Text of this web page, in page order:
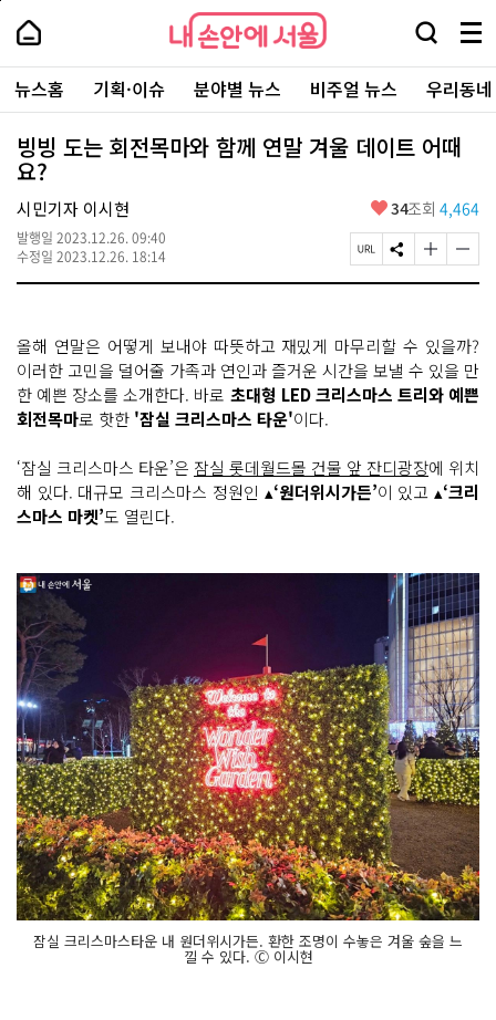
본
로
가
내
손
안
에
서
울
-
서
울
시
대
표
소
통
포
내
손
에
울
검
창
열
기
메
뉴
전
체
보
주
요
서
뉴스홈 기획·이슈 분야별 뉴스 비주얼 뉴스 우리동
빙빙 도는 회전목마와 함께 연말 겨울 데이트 어때
요?
시민기자 이시현
발행일 2023.12.26. 09:40
수정일 2023.12.26. 18:14
좋
요
34조회 4,464
페
이
L
복
사
S
N
유
하
기
글
자
게
변
경
하
글
자
작
게
변
경
하
올해 연말은 어떻게 보내야 따뜻하고 재밌게 마무리할 수 있을까?
이러한 고민을 덜어줄 가족과 연인과 즐거운 시간을 보낼 수 있을 만
한 예쁜 장소를 소개한다. 바로 초대형 LED 크리스마스 트리와 예쁜
회전목마로 핫한 '잠실 크리스마스 타운'이다.
‘잠실 크리스마스 타운’은 잠실 롯데월드몰 건물 앞 잔디광장에 위치
해 있다. 대규모 크리스마스 정원인 ▴‘원더위시가든’이 있고 ▴‘크리
스마스 마켓’도 열린다.
잠실 크리스마스타운 내 원더위시가든. 환한 조명이 수놓은 겨울 숲을 느
낄 수 있다. Ⓒ 이시현
페
상
단
로